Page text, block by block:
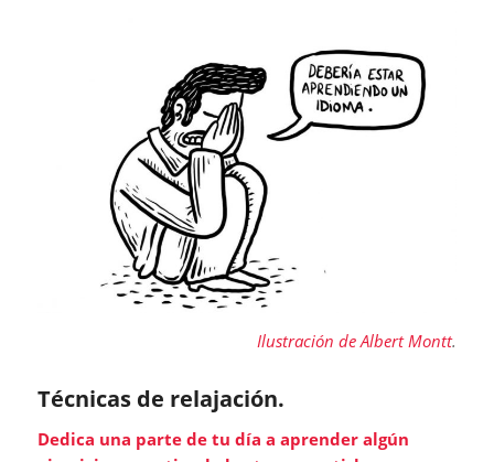
Ilustración de Albert Montt.
Técnicas de relajación.
Dedica una parte de tu día a aprender algún